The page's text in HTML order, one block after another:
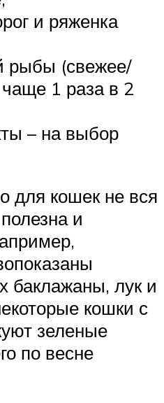
и ряженка
рыбы (свежее/
1 раза в 2
– на выбор
для кошек не вся
и
баклажаны, лук и
кошки с
зеленые
по весне